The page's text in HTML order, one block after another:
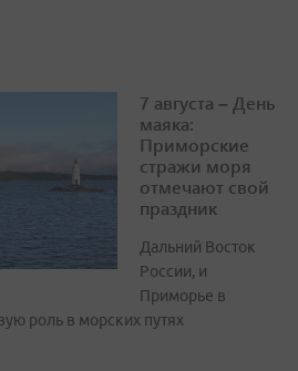
7 августа – День
маяка:
Приморские
стражи моря
отмечают свой
праздник
Дальний Восток
России, и
Приморье в
роль в морских путях